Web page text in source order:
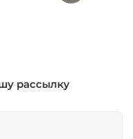
рассылку